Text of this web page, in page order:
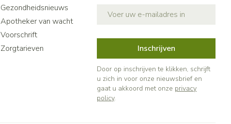
Gezondheidsnieuws
Apotheker van wacht
Voorschrift
Zorgtarieven
Inschrijven
Door op inschrijven te klikken, schrijft
u zich in voor onze nieuwsbrief en
gaat u akkoord met onze privacy
policy.